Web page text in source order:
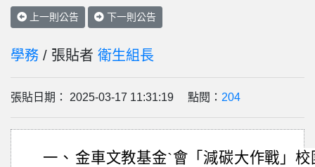
上一則公告 下一則公告
學務 / 張貼者 衛生組長
張貼日期： 2025-03-17 11:31:19 點閱： 204
一、 金車文教基金`會「減碳大作戰」